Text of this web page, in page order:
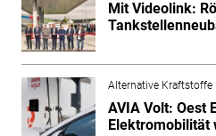
Mit Videolink:
Alternative Kraftstoffe
AVIA Volt: Oest
Elektromobilität